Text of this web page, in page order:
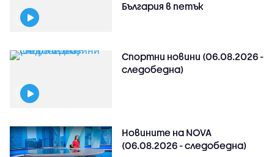
България в петък
Спортни новини (06.08.2026 -
следобедна)
Новините на NOVA
(06.08.2026 - следобедна)